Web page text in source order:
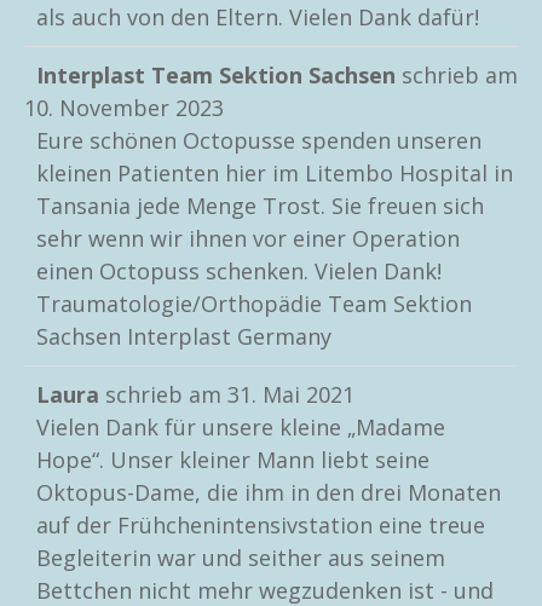
als auch von den Eltern. Vielen Dank dafür!
Interplast Team Sektion Sachsen schrieb am
10. November 2023
Eure schönen Octopusse spenden unseren
kleinen Patienten hier im Litembo Hospital in
Tansania jede Menge Trost. Sie freuen sich
sehr wenn wir ihnen vor einer Operation
einen Octopuss schenken. Vielen Dank!
Traumatologie/Orthopädie Team Sektion
Sachsen Interplast Germany
Laura schrieb am 31. Mai 2021
Vielen Dank für unsere kleine „Madame
Hope“. Unser kleiner Mann liebt seine
Oktopus-Dame, die ihm in den drei Monaten
auf der Frühchenintensivstation eine treue
Begleiterin war und seither aus seinem
Bettchen nicht mehr wegzudenken ist - und